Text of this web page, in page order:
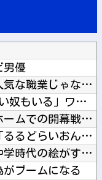
男優
【艦これ】 実際提督ってそんな人気な職業じゃないと思うんよね
体罰肯定派「殴らないとわからない奴もいる」ワイ「いや司法や警...
【J2第1節 札幌×徳島】 札幌がホームでの開幕戦を制し5年...
【rurudo氏イラスト】 グッスマ「るるどらいおん/ぱすて...
【画像あり】 ワンピース作者の中学時代の絵がすごすぎる→
がブームになる